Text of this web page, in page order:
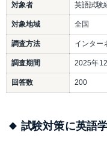
対象者 英語試験
対象地域 全国
調査方法 インター
調査期間 2025年
回答数 200
試験対策に英語